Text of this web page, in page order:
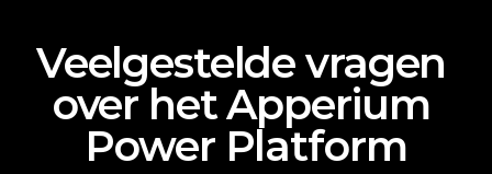
Veelgestelde vragen
over het Apperium
Power Platform